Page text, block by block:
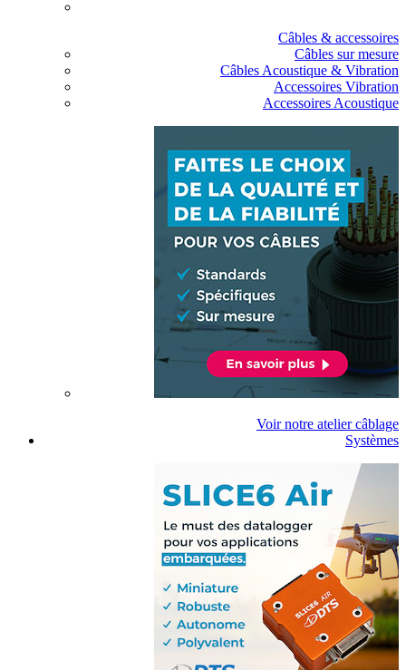
Câbles & accessoires
Câbles sur mesure
Câbles Acoustique & Vibration
Accessoires Vibration
Accessoires Acoustique
Voir notre atelier câblage
Systèmes